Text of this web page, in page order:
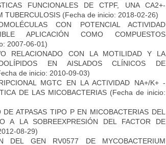
FUNCIONALES DE CTPF, UNA CA2+-
TUBERCULOSIS (Fecha de inicio: 2018-02-26)
CON POTENCIAL ACTIVIDAD
APLICACIÓN COMO COMPUESTOS
2007-06-01)
RELACIONADO CON LA MOTILIDAD Y LA
EN AISLADOS CLÍNICOS DE
de inicio: 2010-09-03)
MGTC EN LA ACTIVIDAD NA+/K+ -
DE LAS MICOBACTERIAS(Fecha de inicio:
ATPASAS TIPO P EN MICOBACTERIAS DEL
A LA SOBREEXPRESIÓN DEL FACTOR DE
08-29)
DEL GEN RV0577 DE MYCOBACTERIUM